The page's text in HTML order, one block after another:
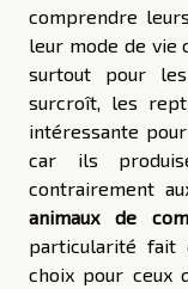
comprendre
leur mode de vie
surtout pour
surcroît, les
intéressante
car ils
contrairement
animaux de
particularité fait
choix pour ceux